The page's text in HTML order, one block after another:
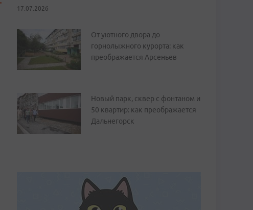
17.07.2026
От уютного двора до
горнолыжного курорта: как
преображается Арсеньев
Новый парк, сквер с фонтаном и
50 квартир: как преображается
Дальнегорск